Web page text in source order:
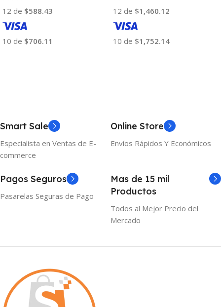
12 de $588.43
10 de $706.11
12 de $1,460.12
10 de $1,752.14
Smart Sale
Especialista en Ventas de E-
commerce
Online Store
Envíos Rápidos Y Económicos
Pagos Seguros
Pasarelas Seguras de Pago
Mas de 15 mil
Productos
Todos al Mejor Precio del
Mercado